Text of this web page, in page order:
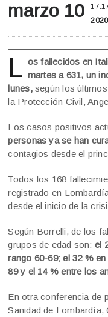
marzo 10 2020
L os fallecidos en
martes a 631, un
lunes,según los
la Protección Civil,
Los casos positivos
personas ya se han
contagios desde el
Todos los 168
registrado en
desde el inicio de la
Según Borrelli, de los
grupos de edad son: el
rango 60-69; el 32 %
89 y el 14 % entre los
En otra conferencia de
Sanidad de Lombardía,